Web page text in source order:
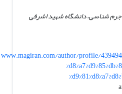
جرم شناسی، دانشگاه شهید اشرفی
www.magiran.com/author/profile/439494/